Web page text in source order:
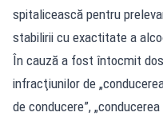
spitalicească pentru
stabilirii cu exactitate a
În cauză a fost întocmit
infracţiunilor de
de conducere”,